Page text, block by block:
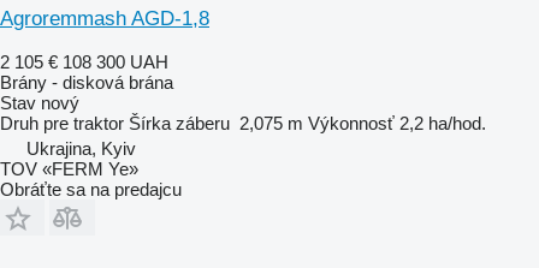
Agroremmash AGD-1,8
2 105 € 108 300 UAH
Brány - disková brána
Stav nový
Druh pre traktor Šírka záberu 2,075 m Výkonnosť 2,2 ha/hod.
Ukrajina, Kyiv
TOV «FERM Ye»
Obráťte sa na predajcu